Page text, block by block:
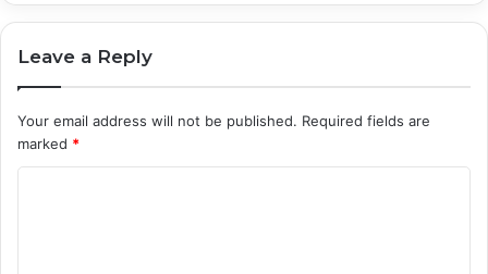
Leave a Reply
Your email address will not be published. Required fields are
marked *